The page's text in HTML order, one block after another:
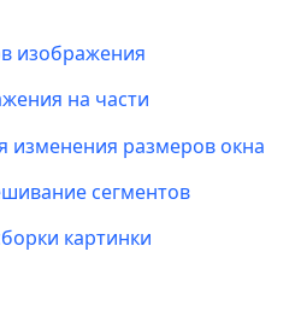
изображения
на части
изменения размеров окна
сегментов
картинки